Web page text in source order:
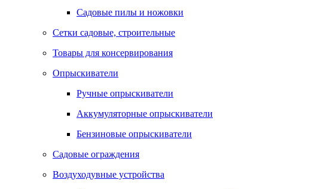
Садовые пилы и ножовки
Сетки садовые, строительные
Товары для консервирования
Опрыскиватели
Ручные опрыскиватели
Аккумуляторные опрыскиватели
Бензиновые опрыскиватели
Садовые ограждения
Воздуходувные устройства